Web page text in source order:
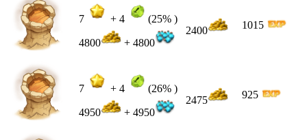
7 + 4 (25% )
4800 + 4800
2400 1015
7 + 4 (26% )
4950 + 4950
2475 925